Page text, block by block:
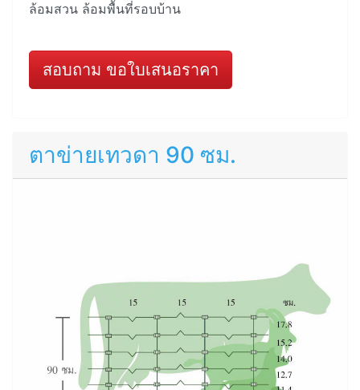
ล้อมสวน ล้อมพื้นที่รอบบ้าน
สอบถาม ขอใบเสนอราคา
ตาข่ายเทวดา 90 ซม.